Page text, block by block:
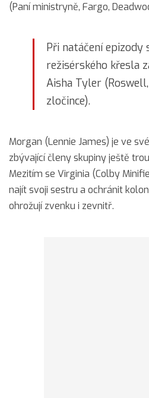
(Paní ministryně, Fargo,
Při natáčení epizody
režisérského křesla
Aisha Tyler
zločince).
Morgan (Lennie James) je ve
zbývající členy skupiny ještě
Mezitím se Virginia (Colby
najít svoji sestru a ochránit
ohrožují zvenku i zevnitř.